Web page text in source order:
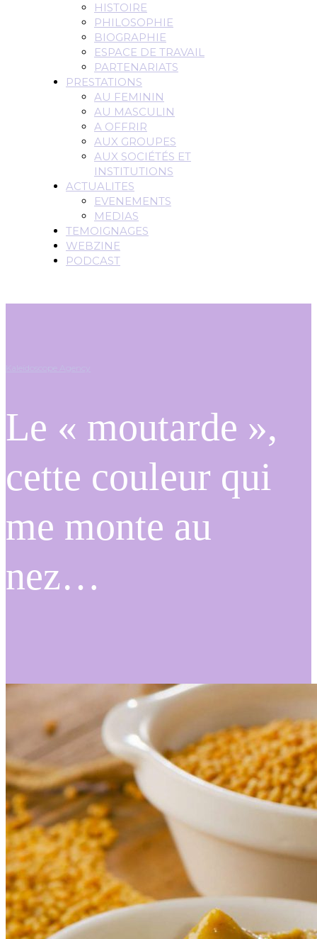
HISTOIRE
PHILOSOPHIE
BIOGRAPHIE
ESPACE DE TRAVAIL
PARTENARIATS
PRESTATIONS
AU FEMININ
AU MASCULIN
A OFFRIR
AUX GROUPES
AUX SOCIÉTÉS ET
INSTITUTIONS
ACTUALITES
EVENEMENTS
MEDIAS
TEMOIGNAGES
WEBZINE
PODCAST
Le « moutarde »,
cette couleur qui
me monte au
nez…